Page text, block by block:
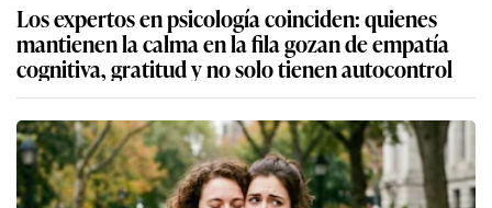
Los expertos en psicología coinciden: quienes
mantienen la calma en la fila gozan de empatía
cognitiva, gratitud y no solo tienen autocontrol